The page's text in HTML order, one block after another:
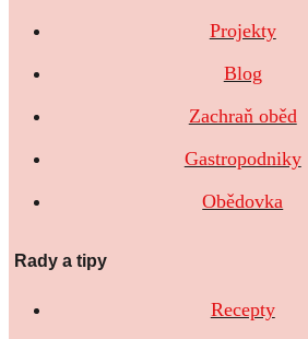
Projekty
Blog
Zachraň oběd
Gastropodniky
Obědovka
Rady a tipy
Recepty